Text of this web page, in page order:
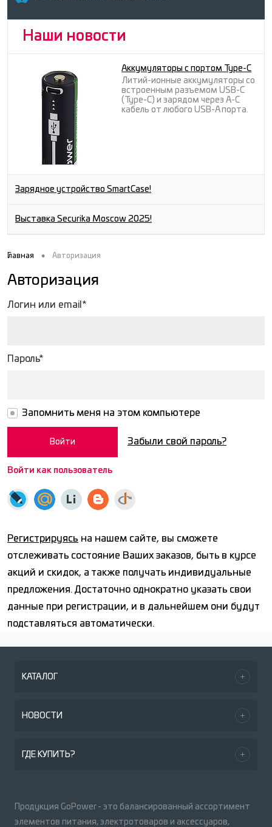
Наши новости
Аккумуляторы с портом Type-C
Литий-ионные аккумуляторы со
встроенным разъемом USB-C
(Type-C) и зарядом через A-C
кабель от любого USB-A порта.
Зарядное устройство SmartCase!
Выставка Securika Moscow 2025!
Главная • Авторизация
Авторизация
Логин или email*
Пароль*
Запомнить меня на этом компьютере
Забыли свой пароль?
Войти как пользователь
Регистрируясь на нашем сайте, вы сможете
отслеживать состояние Ваших заказов, быть в курсе
акций и скидок, а также получать индивидуальные
предложения. Достаточно однократно указать свои
данные при регистрации, и в дальнейшем они будут
подставляться автоматически.
КАТАЛОГ
НОВОСТИ
ГДЕ КУПИТЬ?
Продукция GoPower - это балансированный ассортимент
элементов питания, электротоваров и аксессуаров,